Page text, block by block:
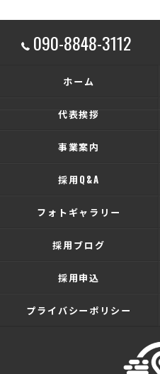
090-8848-3112
ホーム
代表挨拶
事業案内
採用Q&A
フォトギャラリー
採用ブログ
採用申込
プライバシーポリシー